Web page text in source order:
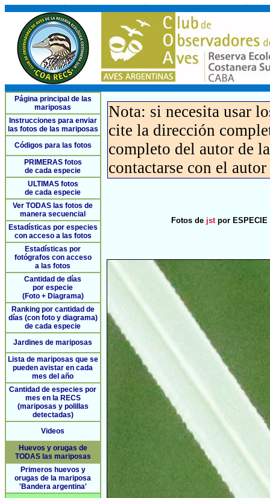
Página principal de las
mariposas
Instrucciones para enviar
las fotos de las mariposas
Códigos para las fotos
PRIMERAS fotos
de cada especie
ULTIMAS fotos
de cada especie
Ver TODAS las fotos de
manera secuencial
Estadísticas por especies
con acceso a las fotos
Estadísticas por
fotógrafos con acceso
a las fotos
Cantidad de días
por especie
(Foto + Diagrama)
Ranking por cantidad de
días (con foto y diagrama)
de cada especie
Jardines de mariposas
Lista de mariposas que se
pueden avistar en cada
mes del año
Cantidad de especies por
mes en la RECS
(mariposas y polillas
detectadas)
Videos
Huevos y orugas de
TODAS las mariposas
Primeros huevos y
orugas de la mariposa
'Bandera argentina'
Nota: si necesita usar
cite la dirección
completo del autor de
contactarse con el
Fotos de jstpor ESPECIE